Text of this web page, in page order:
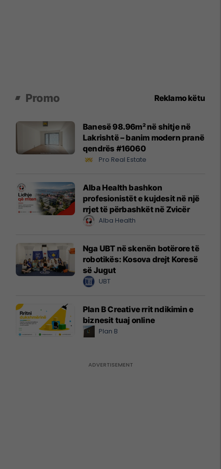
Promo Reklamo këtu
Banesë 98.96m² në shitje në
Lakrishtë – banim modern pranë
qendrës #16060
Pro Real Estate
Alba Health bashkon
profesionistët e kujdesit në një
rrjet të përbashkët në Zvicër
Alba Health
Nga UBT në skenën botërore të
robotikës: Kosova drejt Koresë
së Jugut
UBT
Plan B Creative rrit ndikimin e
biznesit tuaj online
Plan B